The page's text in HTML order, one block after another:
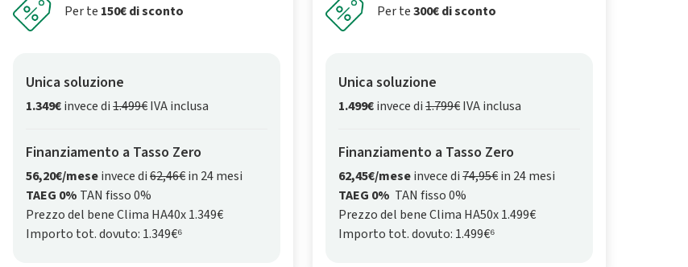
Per te 150€ di sconto
Unica soluzione
1.349€invece di1.499€IVA inclusa
Finanziamento a Tasso Zero
56,20€/meseinvece di62,46€in 24 mesi
TAEG 0% TAN fisso 0%
Prezzo del bene Clima HA40x 1.349€
Importo tot. dovuto: 1.349€⁶
Per te300€ di sconto
Unica soluzione
1.499€invece di1.799€IVA inclusa
Finanziamento a Tasso Zero
62,45€/meseinvece di74,95€in 24 mesi
TAEG 0% TAN fisso 0%
Prezzo del bene Clima HA50x 1.499€
Importo tot. dovuto: 1.499€⁶